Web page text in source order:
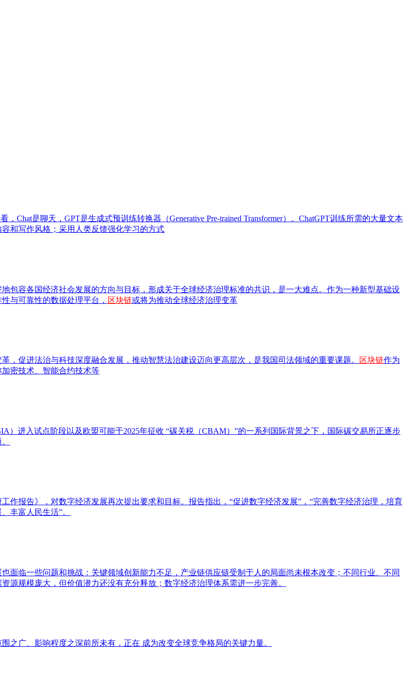
Chat是聊天，GPT是生成式预训练转换器（Generative Pre-trained Transformer）。ChatGPT训练所需的大量文本
和写作风格；采用人类反馈强化学习的方式
包容各国经济社会发展的方向与目标，形成关于全球经济治理标准的共识，是一大难点。作为一种新型基础设
与可靠性的数据处理平台， 区块链或将为推动全球经济治理变革
，促进法治与科技深度融合发展，推动智慧法治建设迈向更高层次，是我国司法领域的重要课题。 区块链作为
密技术、智能合约技术等
）进入试点阶段以及欧盟可能于2025年征收 “碳关税（CBAM）”的一系列国际背景之下，国际碳交易所正逐步
作报告》，对数字经济发展再次提出要求和目标。报告指出，“促进数字经济发展”，“完善数字经济治理，培育
丰富人民生活”。
面临一些问题和挑战：关键领域创新能力不足，产业链供应链受制于人的局面尚未根本改变；不同行业、不同
源规模庞大，但价值潜力还没有充分释放；数字经济治理体系需进一步完善。
之广、影响程度之深前所未有，正在 成为改变全球竞争格局的关键力量。